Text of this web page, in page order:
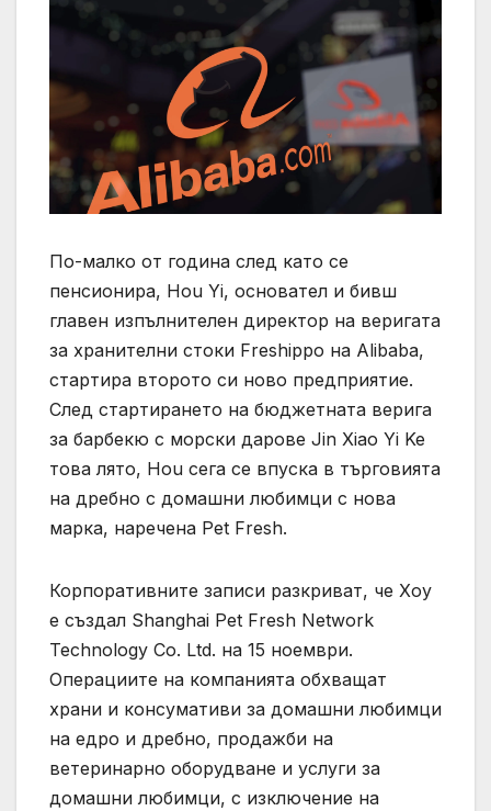
По-малко от година след като се
пенсионира, Hou Yi, основател и бивш
главен изпълнителен директор на веригата
за хранителни стоки Freshippo на Alibaba,
стартира второто си ново предприятие.
След стартирането на бюджетната верига
за барбекю с морски дарове Jin Xiao Yi Ke
това лято, Hou сега се впуска в търговията
на дребно с домашни любимци с нова
марка, наречена Pet Fresh.
Корпоративните записи разкриват, че Хоу
е създал Shanghai Pet Fresh Network
Technology Co. Ltd. на 15 ноември.
Операциите на компанията обхващат
храни и консумативи за домашни любимци
на едро и дребно, продажби на
ветеринарно оборудване и услуги за
домашни любимци, с изключение на